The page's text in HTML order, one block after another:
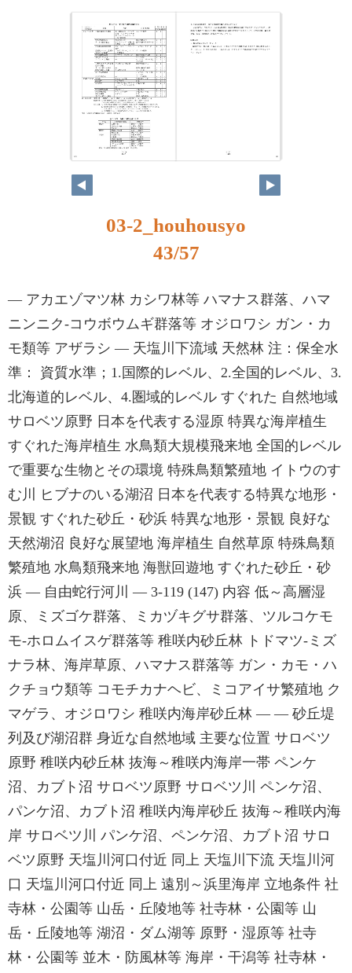
43 44
03-2_houhousyo
43/57
― アカエゾマツ林 カシワ林等 ハマナス群落、ハマ
ニンニク-コウボウムギ群落等 オジロワシ ガン・カ
モ類等 アザラシ ― 天塩川下流域 天然林 注：保全水
準： 資質水準；1.国際的レベル、2.全国的レベル、3.
北海道的レベル、4.圏域的レベル すぐれた 自然地域
サロベツ原野 日本を代表する湿原 特異な海岸植生
すぐれた海岸植生 水鳥類大規模飛来地 全国的レベル
で重要な生物とその環境 特殊鳥類繁殖地 イトウのす
む川 ヒブナのいる湖沼 日本を代表する特異な地形・
景観 すぐれた砂丘・砂浜 特異な地形・景観 良好な
天然湖沼 良好な展望地 海岸植生 自然草原 特殊鳥類
繁殖地 水鳥類飛来地 海獣回遊地 すぐれた砂丘・砂
浜 ― 自由蛇行河川 ― 3-119 (147) 内容 低～高層湿
原、ミズゴケ群落、ミカヅキグサ群落、ツルコケモ
モ-ホロムイスゲ群落等 稚咲内砂丘林 トドマツ-ミズ
ナラ林、海岸草原、ハマナス群落等 ガン・カモ・ハ
クチョウ類等 コモチカナヘビ、ミコアイサ繁殖地 ク
マゲラ、オジロワシ 稚咲内海岸砂丘林 ― ― 砂丘堤
列及び湖沼群 身近な自然地域 主要な位置 サロベツ
原野 稚咲内砂丘林 抜海～稚咲内海岸一帯 ペンケ
沼、カブト沼 サロベツ原野 サロベツ川 ペンケ沼、
パンケ沼、カブト沼 稚咲内海岸砂丘 抜海～稚咲内海
岸 サロベツ川 パンケ沼、ペンケ沼、カブト沼 サロ
ベツ原野 天塩川河口付近 同上 天塩川下流 天塩川河
口 天塩川河口付近 同上 遠別～浜里海岸 立地条件 社
寺林・公園等 山岳・丘陵地等 社寺林・公園等 山
岳・丘陵地等 湖沼・ダム湖等 原野・湿原等 社寺
林・公園等 並木・防風林等 海岸・干潟等 社寺林・